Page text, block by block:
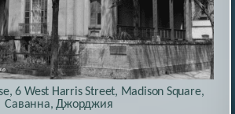
6 West Harris Street, Madison Square,
Саванна, Джорджия